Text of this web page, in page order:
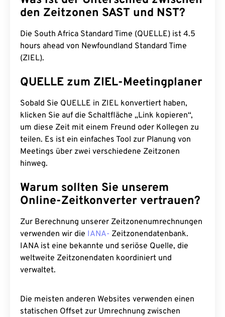
den Zeitzonen SAST und NST?
Die South Africa Standard Time (QUELLE) ist 4.5
hours ahead von Newfoundland Standard Time
(ZIEL).
QUELLE zum ZIEL-Meetingplaner
Sobald Sie QUELLE in ZIEL konvertiert haben,
klicken Sie auf die Schaltfläche „Link kopieren“,
um diese Zeit mit einem Freund oder Kollegen zu
teilen. Es ist ein einfaches Tool zur Planung von
Meetings über zwei verschiedene Zeitzonen
hinweg.
Warum sollten Sie unserem
Online-Zeitkonverter vertrauen?
Zur Berechnung unserer Zeitzonenumrechnungen
verwenden wir die IANA- Zeitzonendatenbank.
IANA ist eine bekannte und seriöse Quelle, die
weltweite Zeitzonendaten koordiniert und
verwaltet.
Die meisten anderen Websites verwenden einen
statischen Offset zur Umrechnung zwischen